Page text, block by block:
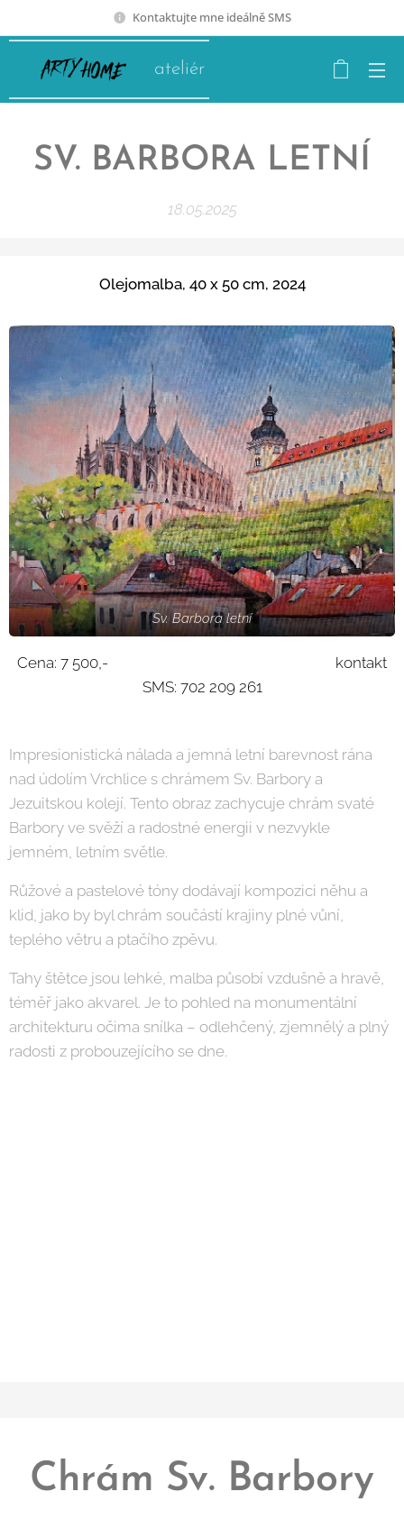
Kontaktujte mne ideálně SMS
ateliér
SV. BARBORA LETNÍ
18.05.2025
Olejomalba, 40 x 50 cm, 2024
Sv. Barbora letní
Cena: 7 500,- kontakt
SMS: 702 209 261
Impresionistická nálada a jemná letní barevnost rána
nad údolím Vrchlice s chrámem Sv. Barbory a
Jezuitskou kolejí. Tento obraz zachycuje chrám svaté
Barbory ve svěží a radostné energii v nezvykle
jemném, letním světle.
Růžové a pastelové tóny dodávají kompozici něhu a
klid, jako by byl chrám součástí krajiny plné vůní,
teplého větru a ptačího zpěvu.
Tahy štětce jsou lehké, malba působí vzdušně a hravě,
téměř jako akvarel. Je to pohled na monumentální
architekturu očima snílka – odlehčený, zjemnělý a plný
radosti z probouzejícího se dne.
Chrám Sv. Barbory